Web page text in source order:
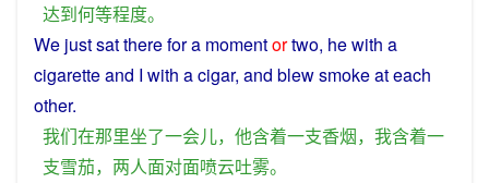
达到何等程度。
We justsattherefor a momentortwo, hewith a
cigaretteand I with acigar, and blew smokeateach
other.
我们在那里坐了一会儿， 他含着一支香烟， 我含着一
支雪茄， 两人面对面喷云吐雾。